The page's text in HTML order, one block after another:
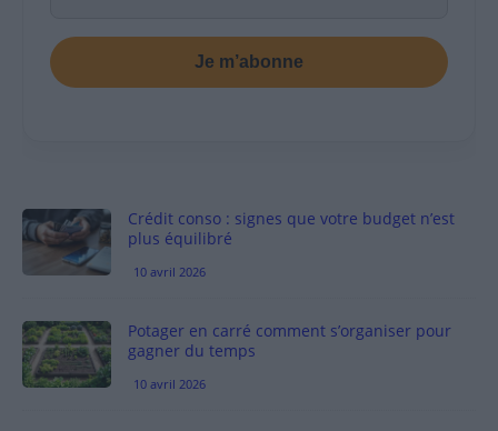
Je m’abonne
Crédit conso : signes que votre budget n’est
plus équilibré
10 avril 2026
Potager en carré comment s’organiser pour
gagner du temps
10 avril 2026